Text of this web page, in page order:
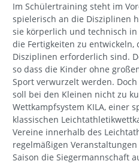
Im Schülertraining steht im
spielerisch an die Disziplinen
sie körperlich und technisch
die Fertigkeiten zu entwickeln,
Disziplinen erforderlich sind.
so dass die Kinder ohne
Sport verwurzelt werden.
soll bei den Kleinen nicht zu
Wettkampfsystem KILA, einer
klassischen
Vereine innerhalb des
regelmäßigen
Saison die Siegermannschaft